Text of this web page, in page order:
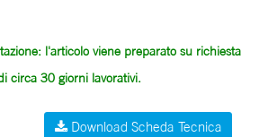
l'articolo viene preparato su richiesta
circa 30 giorni lavorativi.
Download Scheda Tecnica